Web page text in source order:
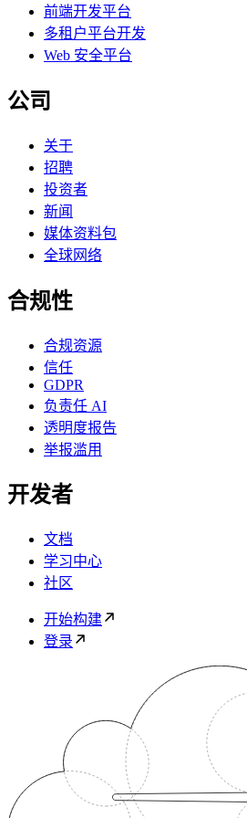
前端开发平台
多租户平台开发
Web 安全平台
公司
关于
招聘
投资者
新闻
媒体资料包
全球网络
合规性
合规资源
信任
GDPR
负责任 AI
透明度报告
举报滥用
开发者
文档
学习中心
社区
开始构建
登录